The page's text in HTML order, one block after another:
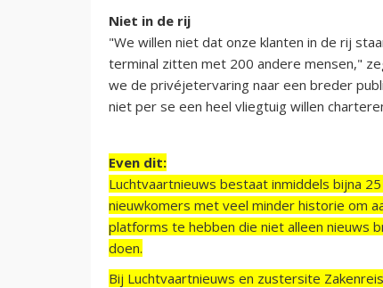
Niet in de rij
"We willen niet dat onze klanten in de rij
terminal zitten met 200 andere mensen,"
we de privéjetervaring naar een breder
niet per se een heel vliegtuig willen
Even dit:
Luchtvaartnieuws bestaat inmiddels bijna
nieuwkomers met veel minder historie om
platforms te hebben die niet alleen nieuws
doen.
Bij Luchtvaartnieuws en zustersite